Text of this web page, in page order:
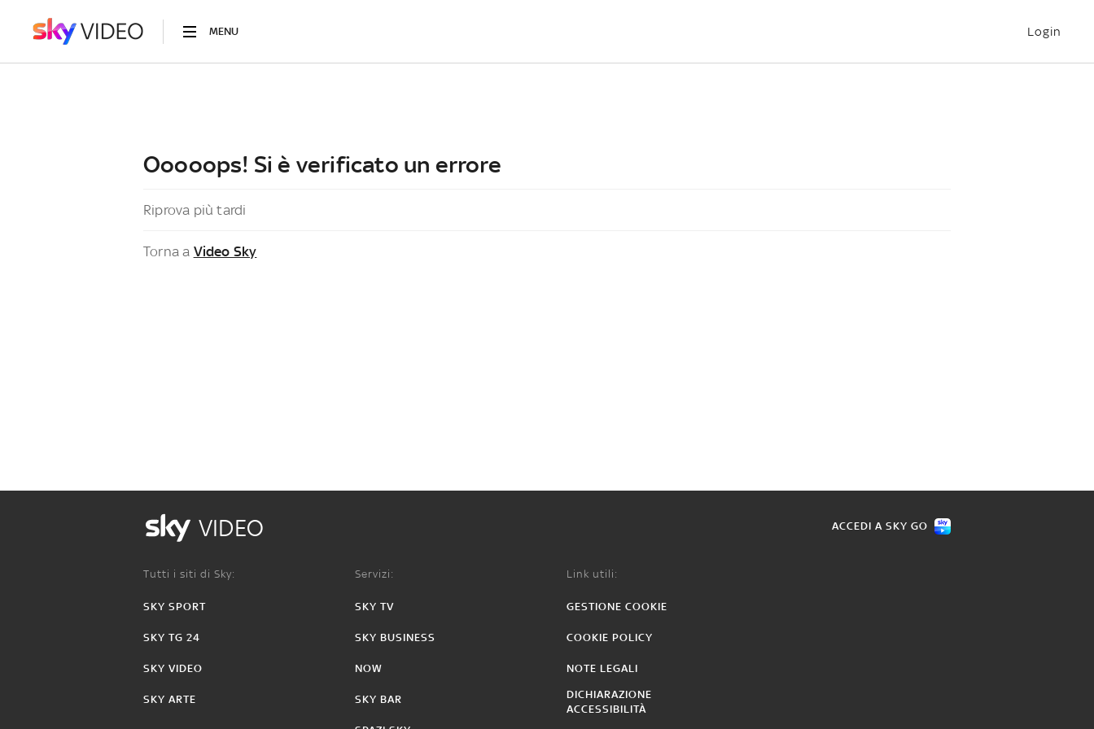
MENU Login
Ooooops! Si è verificato un errore
Riprova più tardi
Torna a Video Sky
VIDEO ACCEDI A SKY GO
Tutti i siti di Sky:
SKY SPORT
SKY TG 24
SKY VIDEO
SKY ARTE
Servizi:
SKY TV
SKY BUSINESS
NOW
SKY BAR
Link utili:
GESTIONE COOKIE
COOKIE POLICY
NOTE LEGALI
DICHIARAZIONE
ACCESSIBILITÀ